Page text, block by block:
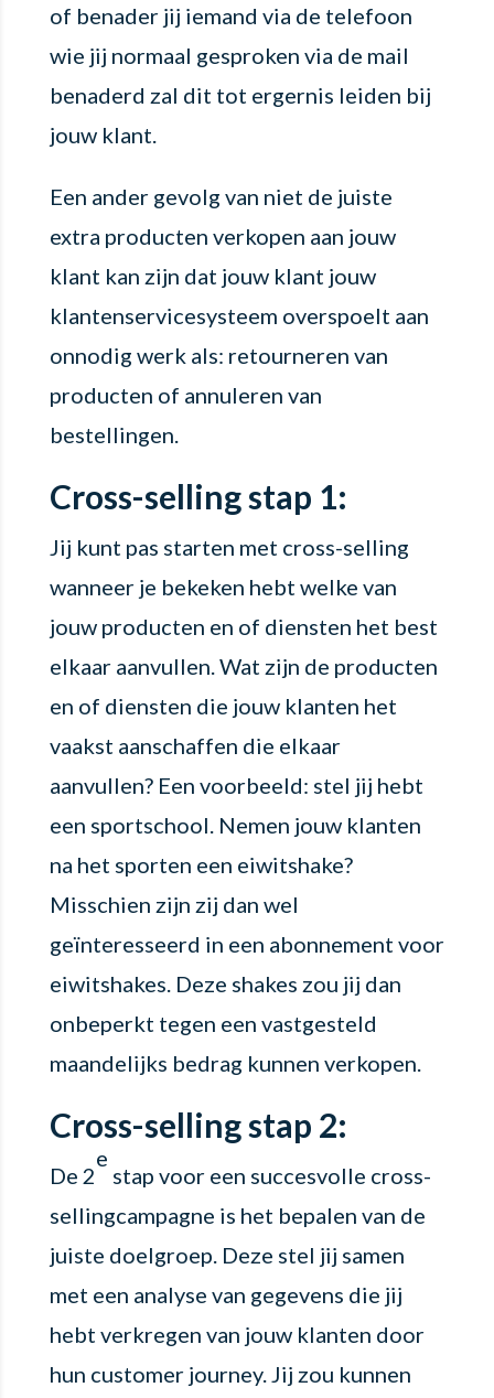
of benader jij iemand via de telefoon
wie jij normaal gesproken via de mail
benaderd zal dit tot ergernis leiden bij
jouw klant.
Een ander gevolg van niet de juiste
extra producten verkopen aan jouw
klant kan zijn dat jouw klant jouw
klantenservicesysteem overspoelt aan
onnodig werk als: retourneren van
producten of annuleren van
bestellingen.
Cross-selling stap 1:
Jij kunt pas starten met cross-selling
wanneer je bekeken hebt welke van
jouw producten en of diensten het best
elkaar aanvullen. Wat zijn de producten
en of diensten die jouw klanten het
vaakst aanschaffen die elkaar
aanvullen? Een voorbeeld: stel jij hebt
een sportschool. Nemen jouw klanten
na het sporten een eiwitshake?
Misschien zijn zij dan wel
geïnteresseerd in een abonnement voor
eiwitshakes. Deze shakes zou jij dan
onbeperkt tegen een vastgesteld
maandelijks bedrag kunnen verkopen.
Cross-selling stap 2:
De 2
e
stap voor een succesvolle cross-
sellingcampagne is het bepalen van de
juiste doelgroep. Deze stel jij samen
met een analyse van gegevens die jij
hebt verkregen van jouw klanten door
hun customer journey. Jij zou kunnen